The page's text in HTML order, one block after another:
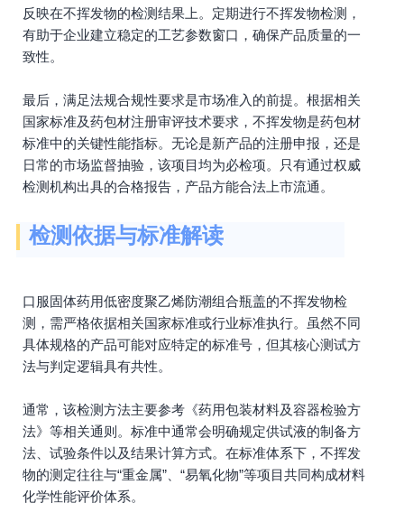
反映在不挥发物的检测结果上。定期进行不挥发物检测，
有助于企业建立稳定的工艺参数窗口，确保产品质量的一
致性。
最后，满足法规合规性要求是市场准入的前提。根据相关
国家标准及药包材注册审评技术要求，不挥发物是药包材
标准中的关键性能指标。无论是新产品的注册申报，还是
日常的市场监督抽验，该项目均为必检项。只有通过权威
检测机构出具的合格报告，产品方能合法上市流通。
检测依据与标准解读
口服固体药用低密度聚乙烯防潮组合瓶盖的不挥发物检
测，需严格依据相关国家标准或行业标准执行。虽然不同
具体规格的产品可能对应特定的标准号，但其核心测试方
法与判定逻辑具有共性。
通常，该检测方法主要参考《药用包装材料及容器检验方
法》等相关通则。标准中通常会明确规定供试液的制备方
法、试验条件以及结果计算方式。在标准体系下，不挥发
物的测定往往与“重金属”、“易氧化物”等项目共同构成材料
化学性能评价体系。